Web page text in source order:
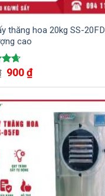
thăng hoa 20kg SS-20FD
cao
900₫